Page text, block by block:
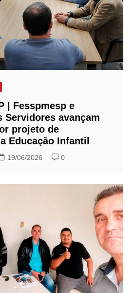
| Fesspmesp e
Servidores avançam
projeto de
Educação Infantil
19/06/2026 0